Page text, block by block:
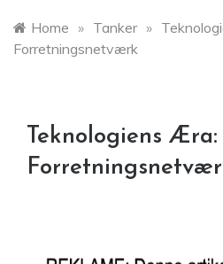
Home » Tanker »
Forretningsnetværk
Teknologiens